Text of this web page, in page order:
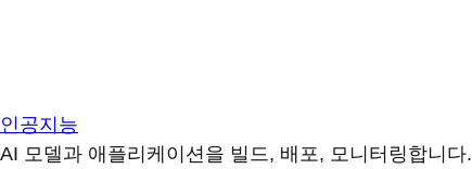
인공지능
AI 모델과 애플리케이션을 빌드, 배포, 모니터링합니다.